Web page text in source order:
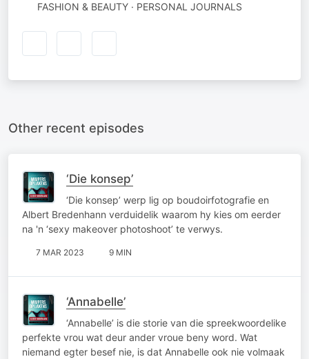
FASHION & BEAUTY · PERSONAL JOURNALS
Other recent episodes
‘Die konsep’
‘Die konsep’ werp lig op boudoirfotografie en
Albert Bredenhann verduidelik waarom hy kies om eerder
na 'n ‘sexy makeover photoshoot’ te verwys.
7 MAR 2023 9 MIN
‘Annabelle’
‘Annabelle’ is die storie van die spreekwoordelike
perfekte vrou wat deur ander vroue beny word. Wat
niemand egter besef nie, is dat Annabelle ook nie volmaak